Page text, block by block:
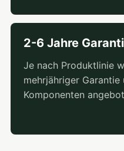
2-6 Jahre
Je nach Produktlinie
mehrjähriger Garantie
Komponenten